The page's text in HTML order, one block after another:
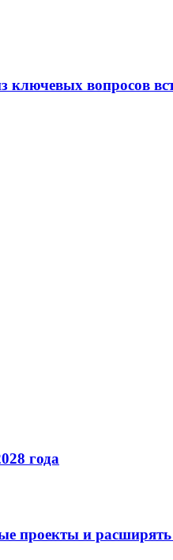
вопросов
года
проекты и расширять